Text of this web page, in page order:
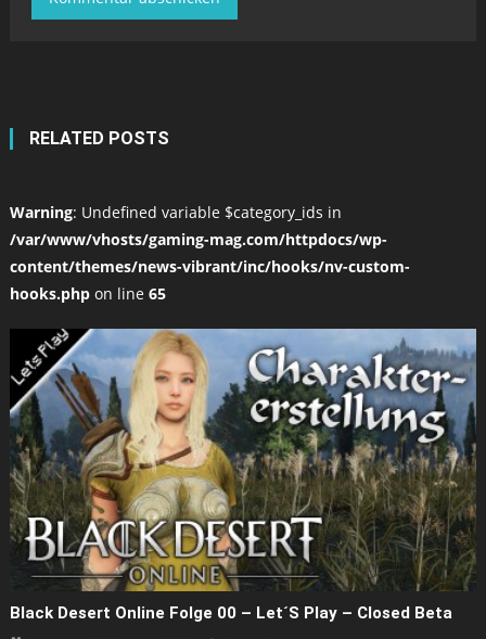
RELATED POSTS
Warning: Undefined variable $category_ids in
/var/www/vhosts/gaming-mag.com/httpdocs/wp-
content/themes/news-vibrant/inc/hooks/nv-custom-
hooks.phpon line 65
Black Desert Online Folge 00 – Let´s Play – Closed Beta